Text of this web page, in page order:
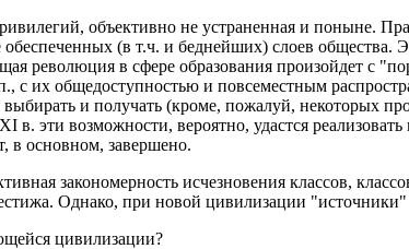
объективно не устраненная и поныне.
(в т.ч. и беднейших) слоев
революция в сфере образования произойдет с
с их общедоступностью и повсеместным
и получать (кроме, пожалуй, некоторых
эти возможности, вероятно, удастся
в основном, завершено.
закономерность исчезновения классов,
Однако, при новой цивилизации
цивилизации?